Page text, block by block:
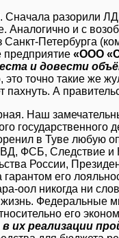
Сначала разорили
Аналогично и с
Санкт-Петербурга
предприятие «ООО
и довести
точно такие же
пахнуть. А
Наш
в Туве любую
ФСБ, Следствие и
России,
его
оол никогда ни
Федеральные
его
их реализации